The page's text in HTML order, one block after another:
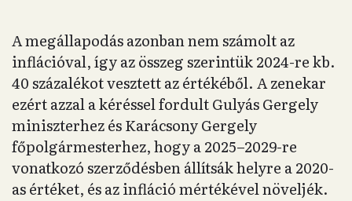
A megállapodás azonban nem számolt az
inflációval, így az összeg szerintük 2024-re kb.
40 százalékot vesztett az értékéből. A zenekar
ezért azzal a kéréssel fordult Gulyás Gergely
miniszterhez és Karácsony Gergely
főpolgármesterhez, hogy a 2025–2029-re
vonatkozó szerződésben állítsák helyre a 2020-
as értéket, és az infláció mértékével növeljék.